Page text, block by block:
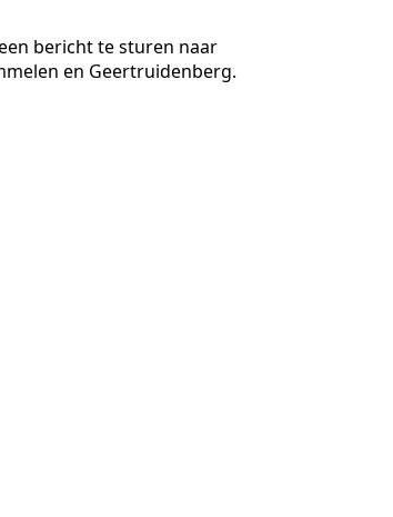
bericht te sturen naar
en Geertruidenberg.